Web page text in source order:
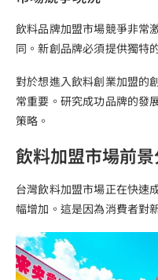
飲料品牌加盟市場競爭非常
同。新創品牌必須提供獨特
對於想進入飲料創業加盟的
常重要。研究成功品牌的發
策略。
飲料加盟市場前
台灣飲料加盟市場正在快速
幅增加。這是因為消費者對